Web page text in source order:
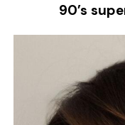
90’s